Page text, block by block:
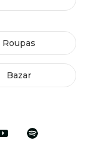
Roupas
Bazar